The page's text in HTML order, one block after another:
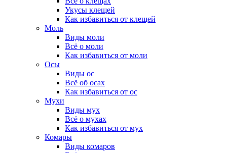
Укусы клещей
Как избавиться от клещей
Моль
Виды моли
Всё о моли
Как избавиться от моли
Осы
Виды ос
Всё об осах
Как избавиться от ос
Мухи
Виды мух
Всё о мухах
Как избавиться от мух
Комары
Виды комаров